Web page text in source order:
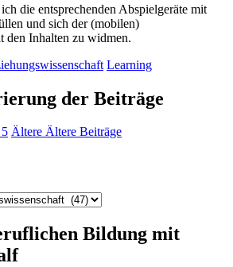
die entsprechenden Abspielgeräte mit
und sich der (mobilen)
den Inhalten zu widmen.
Learning
der Beiträge
5 Ältere Ältere Beiträge
Bildung mit